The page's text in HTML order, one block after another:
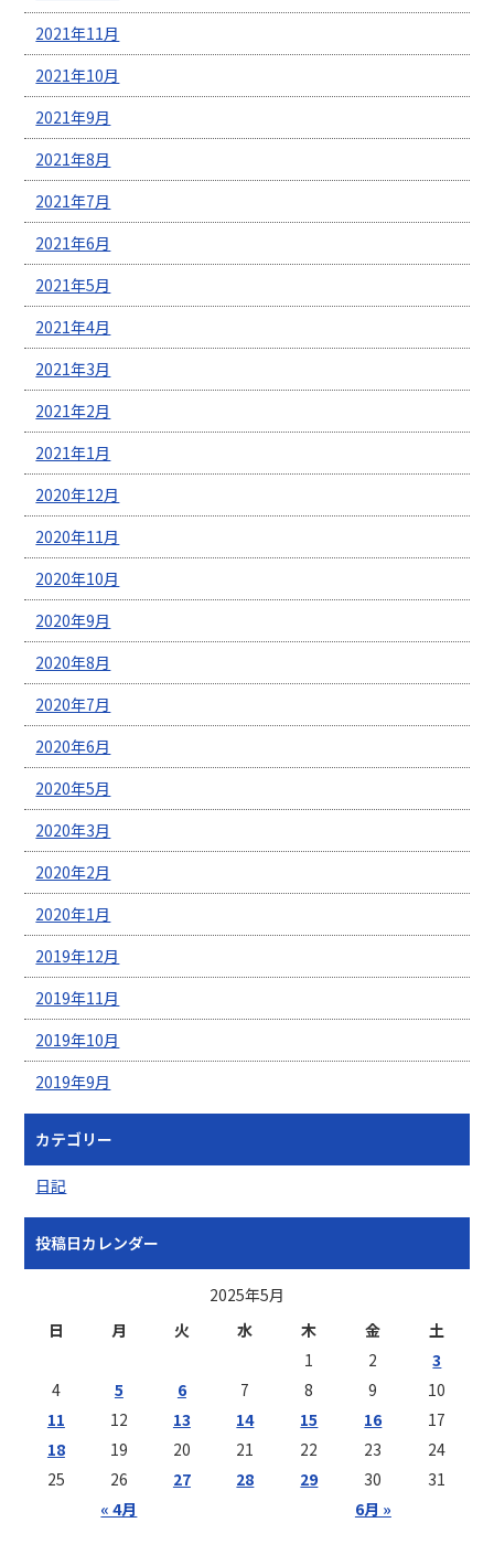
2021年11月
2021年10月
2021年9月
2021年8月
2021年7月
2021年6月
2021年5月
2021年4月
2021年3月
2021年2月
2021年1月
2020年12月
2020年11月
2020年10月
2020年9月
2020年8月
2020年7月
2020年6月
2020年5月
2020年3月
2020年2月
2020年1月
2019年12月
2019年11月
2019年10月
2019年9月
カテゴリー
日記
投稿日カレンダー
2025年5月
日
月 火 水 木 金 土
« 4月 6月 »
1 2
3
4
5 6 7 8 9
10
11
12 13 14 15 16
17
18
19 20 21 22 23
24
25
26 27 28 29 30 31